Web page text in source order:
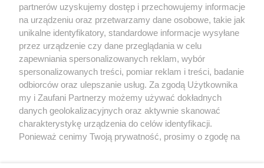
O FIRMIE POLITYKA PRYWATNOŚCI HOSTING
REKLAMA WSPÓŁPRACA RSS FACEBOOK KONTAKT
Nasze serwisy
Aktualności
Tcz24
Muzyka i kultura
Archiwum wydarzeń
partnerów uzyskujemy dostęp i przechowujemy informacje
na urządzeniu oraz przetwarzamy dane osobowe, takie jak
unikalne identyfikatory, standardowe informacje wysyłane
przez urządzenie czy dane przeglądania w celu
zapewniania spersonalizowanych reklam, wybór
spersonalizowanych treści, pomiar reklam i treści, badanie
odbiorców oraz ulepszanie usług. Za zgodą Użytkownika
my i Zaufani Partnerzy możemy używać dokładnych
danych geolokalizacyjnych oraz aktywnie skanować
charakterystykę urządzenia do celów identyfikacji.
Ponieważ cenimy Twoją prywatność, prosimy o zgodę na